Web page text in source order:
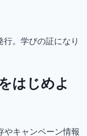
。学びの証になり
はじめよ
やキャンペーン情報